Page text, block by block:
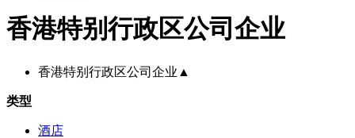
香港特别行政区公司企业
香港特别行政区公司企业 ▲
类型
酒店